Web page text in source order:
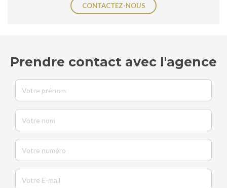
CONTACTEZ-NOUS
Prendre contact avec l'agence